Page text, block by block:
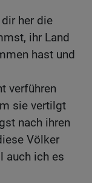
her die
ihr Land
hast und
verführen
sie vertilgt
nach ihren
Völker
auch ich es